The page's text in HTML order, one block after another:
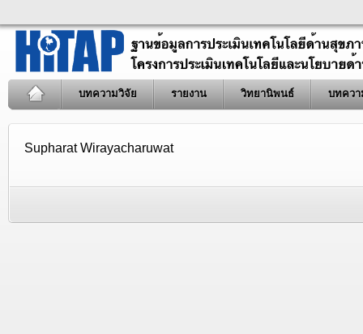
บทความวิจัย รายงาน วิทยานิพนธ์ บทควา
Supharat Wirayacharuwat